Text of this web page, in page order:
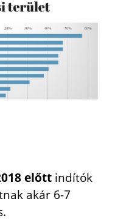
előttindítók
akár 6-7